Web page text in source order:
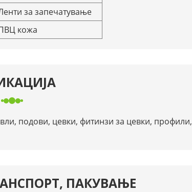
за запечатување
кожа
подови, цевки, фитинзи за цевки, профили,
ПАКУВАЊЕ